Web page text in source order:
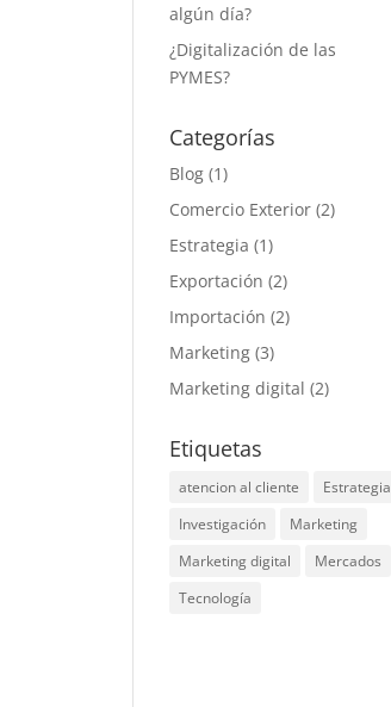
algún día?
¿Digitalización de las
PYMES?
Categorías
Blog (1)
Comercio Exterior (2)
Estrategia (1)
Exportación (2)
Importación (2)
Marketing (3)
Marketing digital (2)
Etiquetas
atencion al cliente
Estrategia
Investigación
Marketing
Marketing digital
Mercados
Tecnología